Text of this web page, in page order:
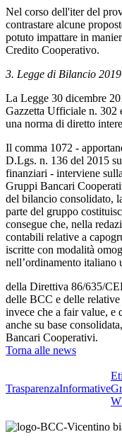
Nel corso dell'iter del
contrastare alcune
potuto impattare in
Credito Cooperativo.
3. Legge di Bilancio 2019
La Legge 30 dicembre
Gazzetta Ufficiale n. 302
una norma di diretto
Il comma 1072 -
D.Lgs. n. 136 del 2015
finanziari - interviene
Gruppi Bancari
del bilancio consolidato,
parte del gruppo
consegue che, nella
contabili relative a
iscritte con modalità
nell’ordinamento italiano
della Direttiva 86/635/
delle BCC e delle
invece che a fair value, e
anche su base
Bancari Cooperativi.
Torna alle news
TrasparenzaInformative